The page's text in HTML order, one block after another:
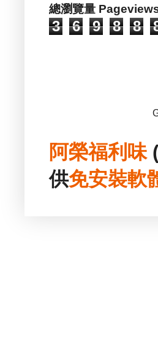
總瀏覽量
3 6 9 8 8
阿榮福利味
供免安裝軟